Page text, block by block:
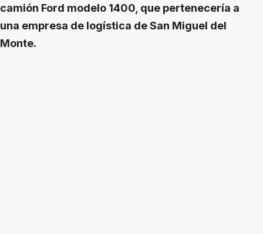
camión Ford modelo 1400, que pertenecería a
una empresa de logística de San Miguel del
Monte.